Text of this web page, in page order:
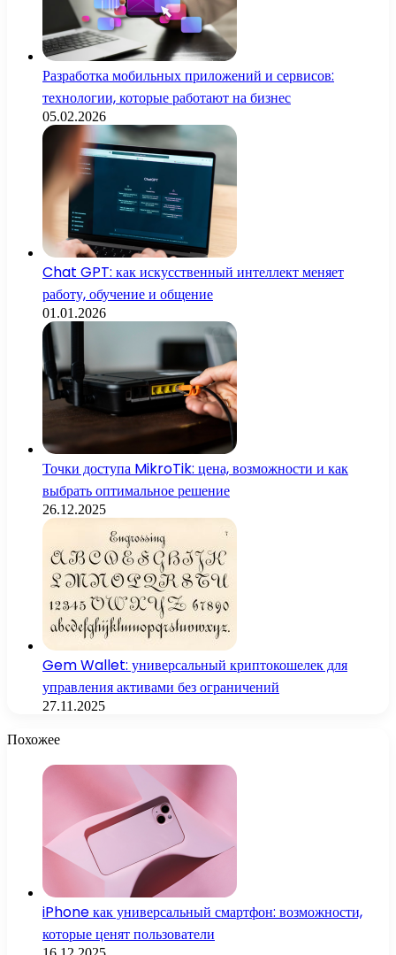
Разработка мобильных приложений и сервисов:
технологии, которые работают на бизнес
05.02.2026
Chat GPT: как искусственный интеллект меняет
работу, обучение и общение
01.01.2026
Точки доступа MikroTik: цена, возможности и как
выбрать оптимальное решение
26.12.2025
Gem Wallet: универсальный криптокошелек для
управления активами без ограничений
27.11.2025
Похожее
iPhone как универсальный смартфон: возможности,
которые ценят пользователи